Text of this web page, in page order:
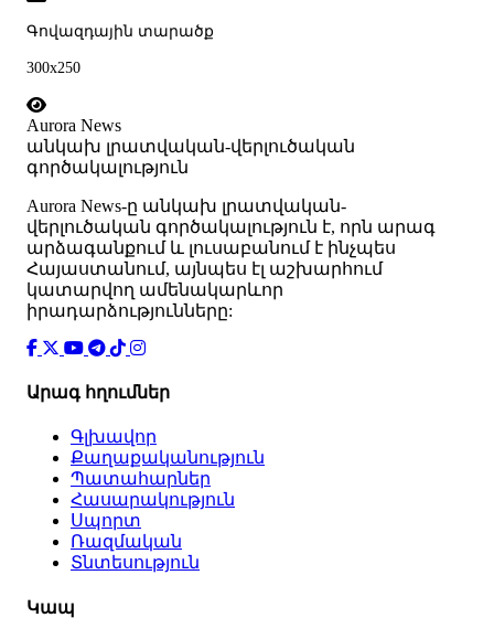
Գովազդային տարածք
300x250
Aurora News
անկախ լրատվական-վերլուծական
գործակալություն
Аurora News-ը անկախ լրատվական-
վերլուծական գործակալություն է, որն արագ
արձագանքում և լուսաբանում է ինչպես
Հայաստանում, այնպես էլ աշխարհում
կատարվող ամենակարևոր
իրադարձությունները:
Արագ հղումներ
Գլխավոր
Քաղաքականություն
Պատահարներ
Հասարակություն
Սպորտ
Ռազմական
Տնտեսություն
Կապ